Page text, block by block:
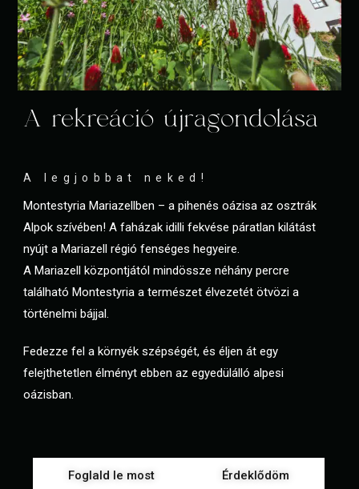
A rekreáció újragondolása
A legjobbat neked!
Montestyria Mariazellben – a pihenés oázisa az osztrák
Alpok szívében! A faházak idilli fekvése páratlan kilátást
nyújt a Mariazell régió fenséges hegyeire.
A Mariazell központjától mindössze néhány percre
található Montestyria a természet élvezetét ötvözi a
történelmi bájjal.
Fedezze fel a környék szépségét, és éljen át egy
felejthetetlen élményt ebben az egyedülálló alpesi
oázisban.
Foglald le most Érdeklődöm